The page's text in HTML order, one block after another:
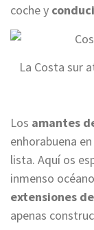
coche y
La Costa sur
Los amantes
enhorabuena
lista. Aquí os
inmenso
extensiones
apenas